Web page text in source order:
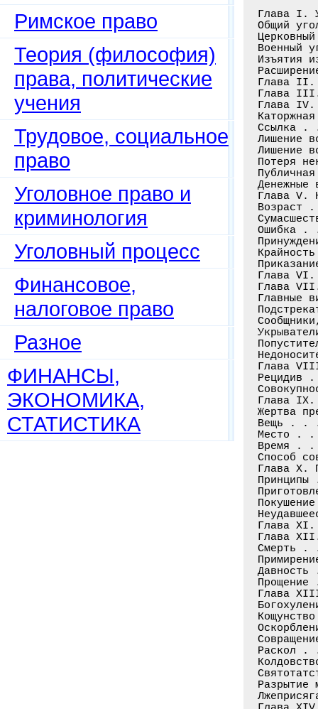
Римское право
Теория (философия)
права, политические
учения
Трудовое, социальное
право
Уголовное право и
криминология
Уголовный процесс
Финансовое,
налоговое право
Разное
ФИНАНСЫ,
ЭКОНОМИКА,
СТАТИСТИКА